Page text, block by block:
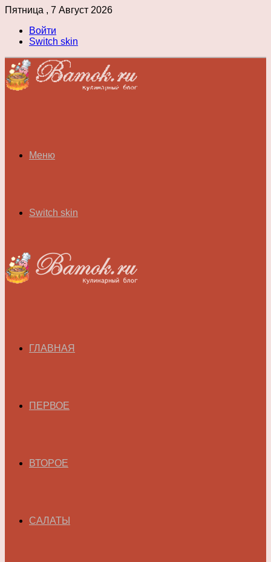
Пятница , 7 Август 2026
Войти
Switch skin
Меню
Switch skin
ГЛАВНАЯ
ПЕРВОЕ
ВТОРОЕ
САЛАТЫ